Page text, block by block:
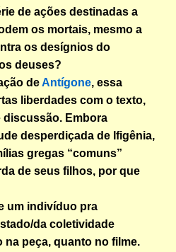
de ações destinadas a
os mortais, mesmo a
os desígnios do
deuses?
deAntígone, essa
liberdades com o texto,
Embora
desperdiçada de Ifigênia,
gregas “comuns”
de seus filhos, por que
um indivíduo pra
da coletividade
na peça, quanto no filme.